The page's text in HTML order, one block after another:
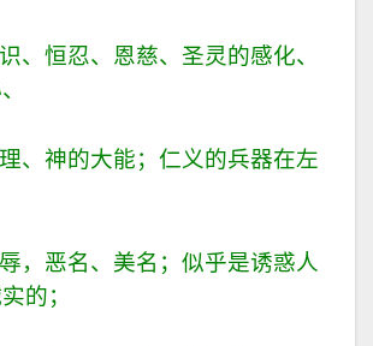
、恒忍、恩慈、圣灵的感化、
、神的大能；仁义的兵器在左
，恶名、美名；似乎是诱惑人
的；